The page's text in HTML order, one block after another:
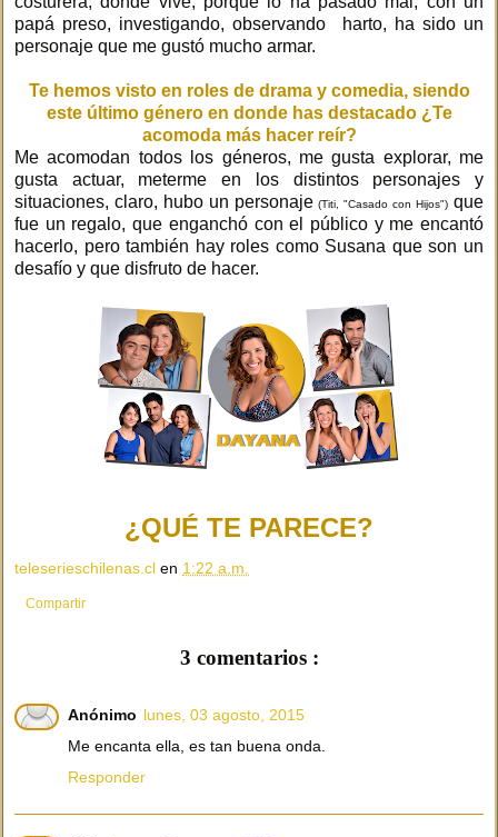
papá preso, investigando, observando harto, ha sido un
personaje que me gustó mucho armar.
Te hemos visto en roles de drama y comedia, siendo
este último género en donde has destacado ¿Te
acomoda más hacer reír?
Me acomodan todos los géneros, me gusta explorar, me
gusta actuar, meterme en los distintos personajes y
situaciones, claro, hubo un personaje(Titi, "Casado con Hijos") que
fue un regalo, que enganchó con el público y me encantó
hacerlo, pero también hay roles como Susana que son un
desafío y que disfruto de hacer.
¿QUÉ TE PARECE?
teleserieschilenas.cl en 1:22 a.m.
Compartir
3 comentarios :
Anónimo lunes, 03 agosto, 2015
Me encanta ella, es tan buena onda.
Responder